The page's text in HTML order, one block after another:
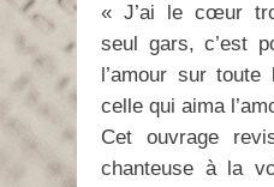
« J’ai le cœur
seul gars, c’est
l’amour sur
celle qui aima
Cet ouvrage
chanteuse à la